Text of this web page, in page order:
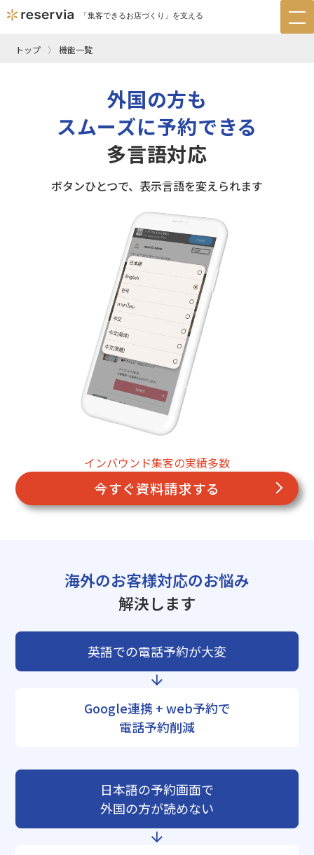
「集客できるお店づくり」を支える
トップ 機能一覧
外国の方も
スムーズに予約できる
多言語対応
ボタンひとつで、表示言語を変えられます
インバウンド集客の実績多数
今すぐ資料請求する
海外のお客様対応のお悩み
解決します
英語での電話予約が大変
Google連携 + web予約で
電話予約削減
日本語の予約画面で
外国の方が読めない